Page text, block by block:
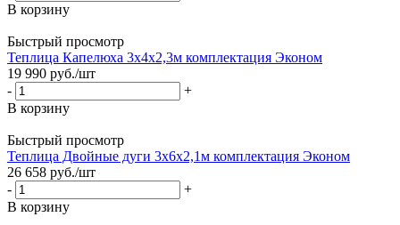
В корзину
Быстрый просмотр
Теплица Капелюха 3х4х2,3м комплектация Эконом
19 990 руб./шт
-
+
В корзину
Быстрый просмотр
Теплица Двойные дуги 3х6х2,1м комплектация Эконом
26 658 руб./шт
-
+
В корзину